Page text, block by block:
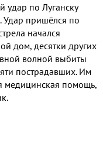
удар по Луганску
Удар пришёлся по
начался
дом, десятки других
волной выбиты
пострадавших. Им
медицинская помощь,